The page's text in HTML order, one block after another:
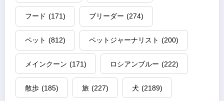
フード (171) ブリーダー (274)
ペット (812) ペットジャーナリスト (200)
メインクーン (171) ロシアンブルー (222)
散歩 (185) 旅 (227) 犬 (2189)